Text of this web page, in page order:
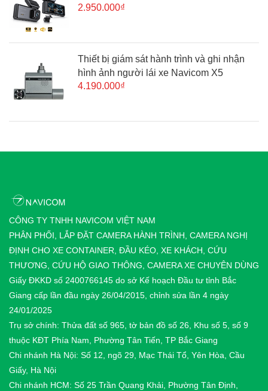
HD
2.950.000₫
Thiết bị giám sát hành trình và ghi nhận
hình ảnh người lái xe Navicom X5
4.190.000₫
CÔNG TY TNHH NAVICOM VIỆT NAM
PHÂN PHỐI, LẮP ĐẶT CAMERA HÀNH TRÌNH, CAMERA NGHỊ
ĐỊNH CHO XE CONTAINER, ĐẦU KÉO, XE KHÁCH, CỨU
THƯƠNG, CỨU HỘ GIAO THÔNG, CAMERA XE CHUYÊN DÙNG
Giấy ĐKKD số 2400766145 do sở Kế hoạch Đầu tư tỉnh Bắc
Giang cấp lần đầu ngày 26/04/2015, chỉnh sửa lần 4 ngày
24/01/2025
Trụ sở chính: Thửa đất số 965, tờ bản đồ số 26, Khu số 5, số 9
thuộc KĐT Phía Nam, Phường Tân Tiến, TP Bắc Giang
Chi nhánh Hà Nội: Số 12, ngõ 29, Mạc Thái Tổ, Yên Hòa, Cầu
Giấy, Hà Nội
Chi nhánh HCM: Số 25 Trần Quang Khải, Phường Tân Định,